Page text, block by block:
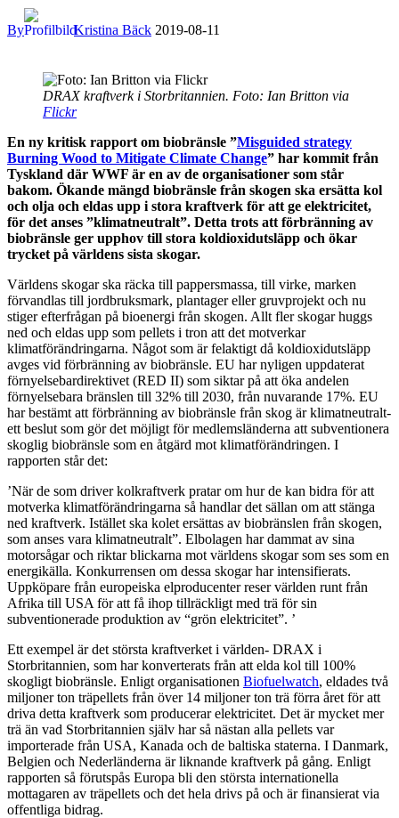
By Kristina Bäck 2019-08-11
DRAX kraftverk i Storbritannien. Foto: Ian Britton via
Flickr
En ny kritisk rapport om biobränsle ”Misguided strategy
Burning Wood to Mitigate Climate Change” har kommit från
Tyskland där WWF är en av de organisationer som står
bakom. Ökande mängd biobränsle från skogen ska ersätta kol
och olja och eldas upp i stora kraftverk för att ge elektricitet,
för det anses ”klimatneutralt”. Detta trots att förbränning av
biobränsle ger upphov till stora koldioxidutsläpp och ökar
trycket på världens sista skogar.
Världens skogar ska räcka till pappersmassa, till virke, marken
förvandlas till jordbruksmark, plantager eller gruvprojekt och nu
stiger efterfrågan på bioenergi från skogen. Allt fler skogar huggs
ned och eldas upp som pellets i tron att det motverkar
klimatförändringarna. Något som är felaktigt då koldioxidutsläpp
avges vid förbränning av biobränsle. EU har nyligen uppdaterat
förnyelsebardirektivet (RED II) som siktar på att öka andelen
förnyelsebara bränslen till 32% till 2030, från nuvarande 17%. EU
har bestämt att förbränning av biobränsle från skog är klimatneutralt-
ett beslut som gör det möjligt för medlemsländerna att subventionera
skoglig biobränsle som en åtgärd mot klimatförändringen. I
rapporten står det:
’När de som driver kolkraftverk pratar om hur de kan bidra för att
motverka klimatförändringarna så handlar det sällan om att stänga
ned kraftverk. Istället ska kolet ersättas av biobränslen från skogen,
som anses vara klimatneutralt”. Elbolagen har dammat av sina
motorsågar och riktar blickarna mot världens skogar som ses som en
energikälla. Konkurrensen om dessa skogar har intensifierats.
Uppköpare från europeiska elproducenter reser världen runt från
Afrika till USA för att få ihop tillräckligt med trä för sin
subventionerade produktion av “grön elektricitet”. ’
Ett exempel är det största kraftverket i världen- DRAX i
Storbritannien, som har konverterats från att elda kol till 100%
skogligt biobränsle. Enligt organisationen Biofuelwatch, eldades två
miljoner ton träpellets från över 14 miljoner ton trä förra året för att
driva detta kraftverk som producerar elektricitet. Det är mycket mer
trä än vad Storbritannien själv har så nästan alla pellets var
importerade från USA, Kanada och de baltiska staterna. I Danmark,
Belgien och Nederländerna är liknande kraftverk på gång. Enligt
rapporten så förutspås Europa bli den största internationella
mottagaren av träpellets och det hela drivs på och är finansierat via
offentliga bidrag.